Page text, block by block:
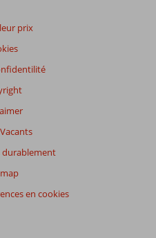
prix
durablement
en cookies